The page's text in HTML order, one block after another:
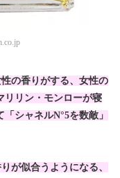
の香りがする、女性の
リリン・モンローが寝
シャネルN°5を数敵」
が似合うようになる、